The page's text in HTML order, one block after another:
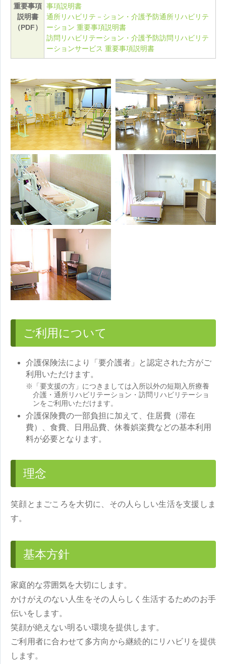
重要事項
説明書
（PDF）
事項説明書
通所リハビリテ－ション・介護予防通所リハビリテ
ーション 重要事項説明書
訪問リハビリテーション・介護予防訪問リハビリテ
ーションサービス 重要事項説明書
ご利用について
介護保険法により「要介護者」と認定された方がご
利用いただけます。
※「要支援の方」につきましては入所以外の短期入所療養
介護・通所リハビリテーション・訪問リハビリテーショ
ンをご利用いただけます。
介護保険費の一部負担に加えて、住居費（滞在
費）、食費、日用品費、休養娯楽費などの基本利用
料が必要となります。
理念
笑顔とまごころを大切に、その人らしい生活を支援しま
す。
基本方針
家庭的な雰囲気を大切にします。
かけがえのない人生をその人らしく生活するためのお手
伝いをします。
笑顔が絶えない明るい環境を提供します。
ご利用者に合わせて多方向から継続的にリハビリを提供
します。